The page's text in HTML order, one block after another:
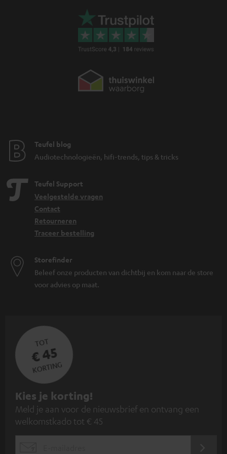
Teufel blog
Audiotechnologieën, hifi-trends, tips & tricks
Teufel Support
Veelgestelde vragen
Contact
Retourneren
Traceer bestelling
Storefinder
Beleef onze producten van dichtbij en kom naar de store
voor advies op maat.
TOT
€ 45
KORTING
A
a
n
Kies je korting!
Meld je aan voor de nieuwsbrief en ontvang een
welkomstkado tot € 45